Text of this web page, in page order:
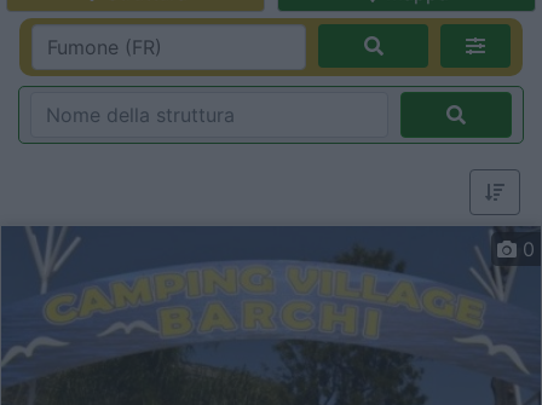
0